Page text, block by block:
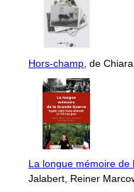
Hors-champ , de
La longue mémoire de
Jalabert, Reiner